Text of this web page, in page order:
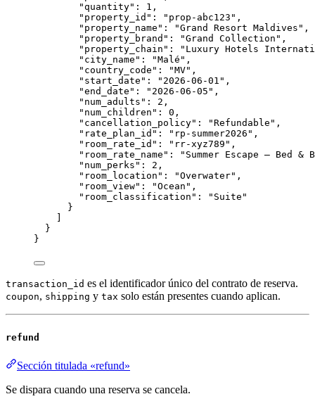
"quantity" : 1 ,
"property_id" : " prop-abc123 " ,
"property_name" : "Grand Resort Maldives " ,
"property_brand" : "Grand Collection " ,
"property_chain" : " Luxury Hotels
"city_name" : "Malé " ,
"country_code" : "MV" ,
"start_date" : " 2026-06-01 " ,
"end_date" : " 2026-06-05 " ,
"num_adults" : 2 ,
"num_children" : 0 ,
"cancellation_policy" : "Refundable " ,
"rate_plan_id" : " rp-summer2026 " ,
"room_rate_id" : " rr-xyz789 " ,
"room_rate_name" : " Summer Escape — Bed &
"num_perks" : 2 ,
"room_location" : "Overwater" ,
"room_view" : "Ocean " ,
"room_classification" : " Suite "
}
}
}
transaction_id es el identificador único del contrato de reserva.
coupon, shipping y tax solo están presentes cuando aplican.
refund
Sección titulada «refund»
Se dispara cuando una reserva se cancela.